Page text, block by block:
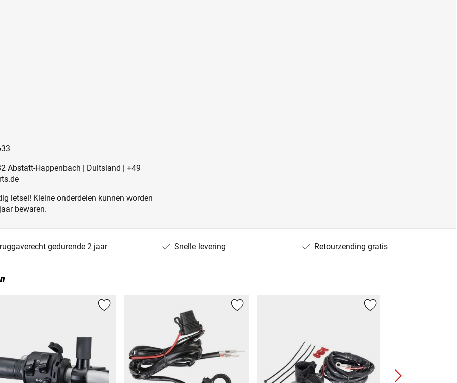
Abstatt-Happenbach | Duitsland | +49
letsel! Kleine onderdelen kunnen worden
bewaren.
gedurende 2 jaar Snelle levering Retourzending gratis